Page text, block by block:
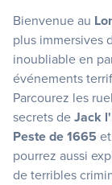
Bienvenue au
plus immersives
inoubliable en
événements
Parcourez les
secrets deJack
Peste de 1665
pourrez aussi
de terribles